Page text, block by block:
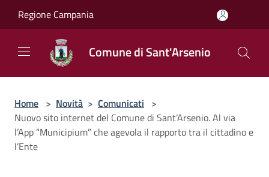
Regione Campania
Comune di Sant'Arsenio
Home > Novità > Comunicati >
Nuovo sito internet del Comune di Sant’Arsenio. Al via
l’App “Municipium” che agevola il rapporto tra il cittadino e
l’Ente